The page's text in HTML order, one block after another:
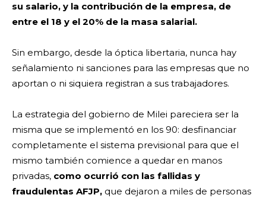
su salario, y la contribución de la empresa, de
entre el 18 y el 20% de la masa salarial.
Sin embargo, desde la óptica libertaria, nunca hay
señalamiento ni sanciones para las empresas que no
aportan o ni siquiera registran a sus trabajadores.
La estrategia del gobierno de Milei pareciera ser la
misma que se implementó en los 90: desfinanciar
completamente el sistema previsional para que el
mismo también comience a quedar en manos
privadas, como ocurrió con las fallidas y
fraudulentas AFJP, que dejaron a miles de personas